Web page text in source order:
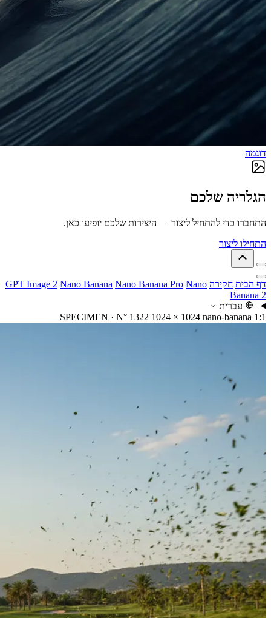
דוגמה
הגלריה שלכם
התחברו כדי להתחיל ליצור — היצירות שלכם יופיעו כאן.
התחילו ליצור
דף הבית חקירה GPT Image 2 Nano Banana Nano Banana Pro Nano
Banana 2
עברית
SPECIMEN · N° 1322 1024 × 1024 nano-banana 1:1